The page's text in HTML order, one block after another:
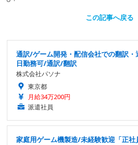
この記事へ戻る
通訳/ゲーム開発・配信会社での翻訳
日勤務可/通訳/翻訳
株式会社パソナ
東京都
月給34万200円
派遣社員
家庭用ゲーム機製造/未経験歓迎「正